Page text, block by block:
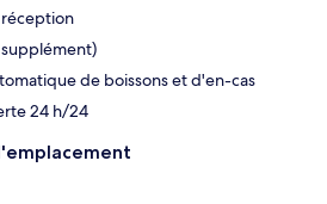
de boissons et d'en-cas
24 h/24